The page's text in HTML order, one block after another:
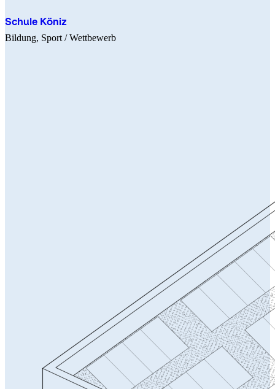
Schule Köniz
Bildung Sport / Wettbewerb